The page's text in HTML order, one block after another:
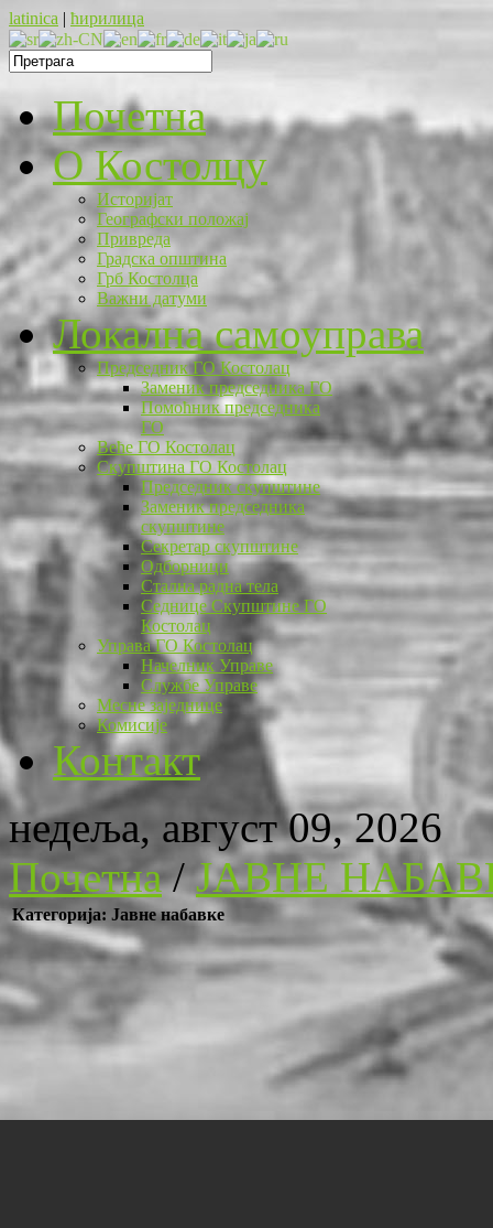
latinica | ћирилица
Почетна
O Костолцу
Историјат
Географски положај
Привреда
Градска општина
Грб Костолца
Важни датуми
Локална самоуправа
Председник ГО Костолац
Заменик председника ГО
Помоћник председника
ГО
Веће ГО Костолац
Скупштина ГО Костолац
Председник скупштине
Заменик председника
скупштине
Секретар скупштине
Одборници
Стална радна тела
Седнице Скупштине ГО
Костолац
Управа ГО Костолац
Начелник Управе
Службе Управе
Месне заједнице
Комисије
Контакт
недеља, август 09, 2026
Почетна/ЈАВНЕ
Категорија: Јавне набавке